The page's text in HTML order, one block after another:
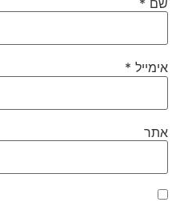
אימייל *
אתר